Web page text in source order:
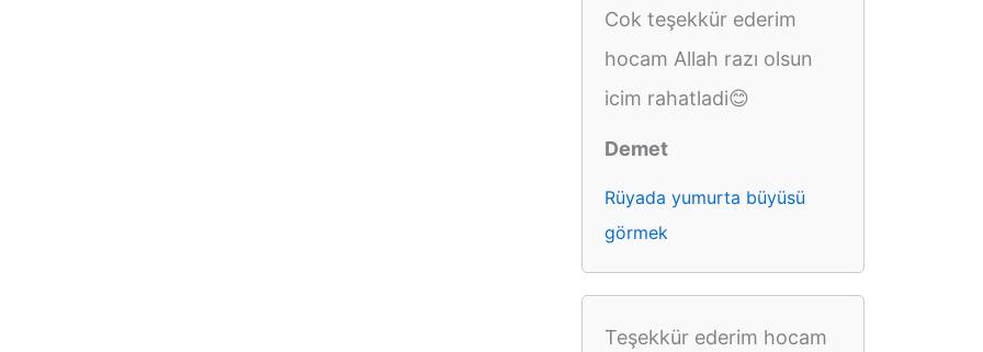
Cok teşekkür ederim
hocam Allah razı olsun
icim rahatladi😊
Demet
Rüyada yumurta büyüsü
görmek
Teşekkür ederim hocam